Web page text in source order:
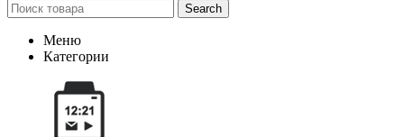
Search
Меню
Категории